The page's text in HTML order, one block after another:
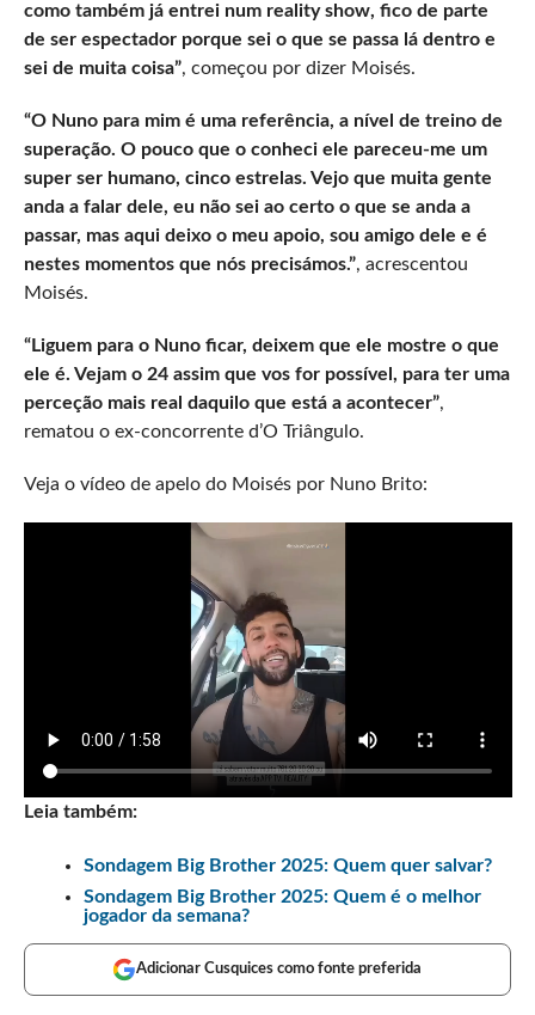
como também já entrei num reality show, fico de parte
de ser espectador porque sei o que se passa lá dentro e
sei de muita coisa”, começou por dizer Moisés.
“O Nuno para mim é uma referência, a nível de treino de
superação. O pouco que o conheci ele pareceu-me um
super ser humano, cinco estrelas. Vejo que muita gente
anda a falar dele, eu não sei ao certo o que se anda a
passar, mas aqui deixo o meu apoio, sou amigo dele e é
nestes momentos que nós precisámos.”, acrescentou
Moisés.
“Liguem para o Nuno ficar, deixem que ele mostre o que
ele é. Vejam o 24 assim que vos for possível, para ter uma
perceção mais real daquilo que está a acontecer”,
rematou o ex-concorrente d’O Triângulo.
Veja o vídeo de apelo do Moisés por Nuno Brito:
Leia também:
Sondagem Big Brother 2025: Quem quer salvar?
Sondagem Big Brother 2025: Quem é o melhor
jogador da semana?
Adicionar Cusquices como fonte preferida